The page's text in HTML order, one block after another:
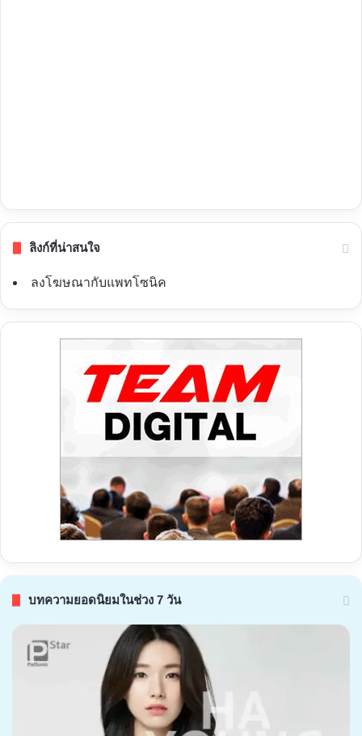
ลิงก์ที่น่าสนใจ
ลงโฆษณากับแพทโซนิค
บทความยอดนิยมในช่วง 7 วัน